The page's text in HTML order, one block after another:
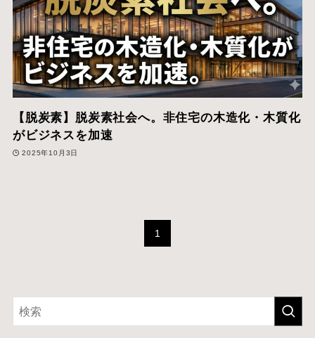
【脱炭素】脱炭素社会へ。非住宅の木造化・木質化
がビジネスを加速
2025年10月3日
1